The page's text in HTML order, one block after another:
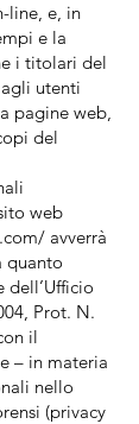
line, e, in
e la
i titolari del
utenti
pagine web,
del
web
avverrà
quanto
dell’Ufficio
Prot. N.
il
– in materia
nello
(privacy